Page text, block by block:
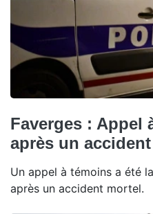
Faverges : Appel
après un
Un appel à témoins a été
après un accident mortel.